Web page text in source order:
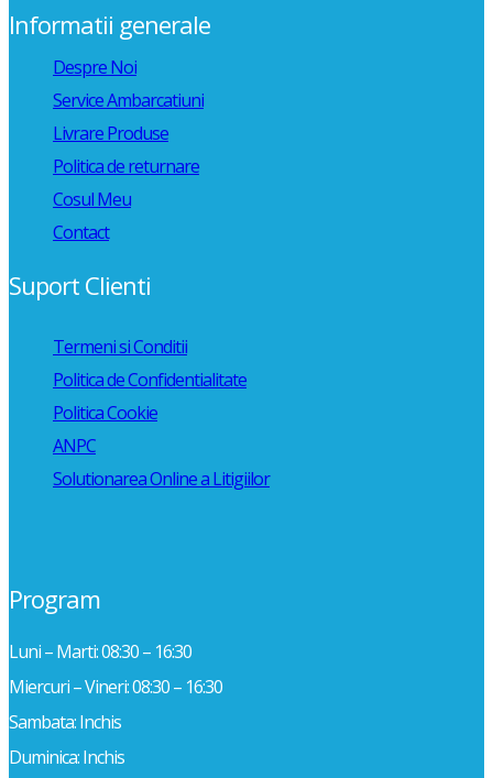
Informatii generale
Despre Noi
Service Ambarcatiuni
Livrare Produse
Politica de returnare
Cosul Meu
Contact
Suport Clienti
Termeni si Conditii
Politica de Confidentialitate
Politica Cookie
ANPC
Solutionarea Online a Litigiilor
Program
Luni – Marti: 08:30 – 16:30
Miercuri – Vineri: 08:30 – 16:30
Sambata: Inchis
Duminica: Inchis